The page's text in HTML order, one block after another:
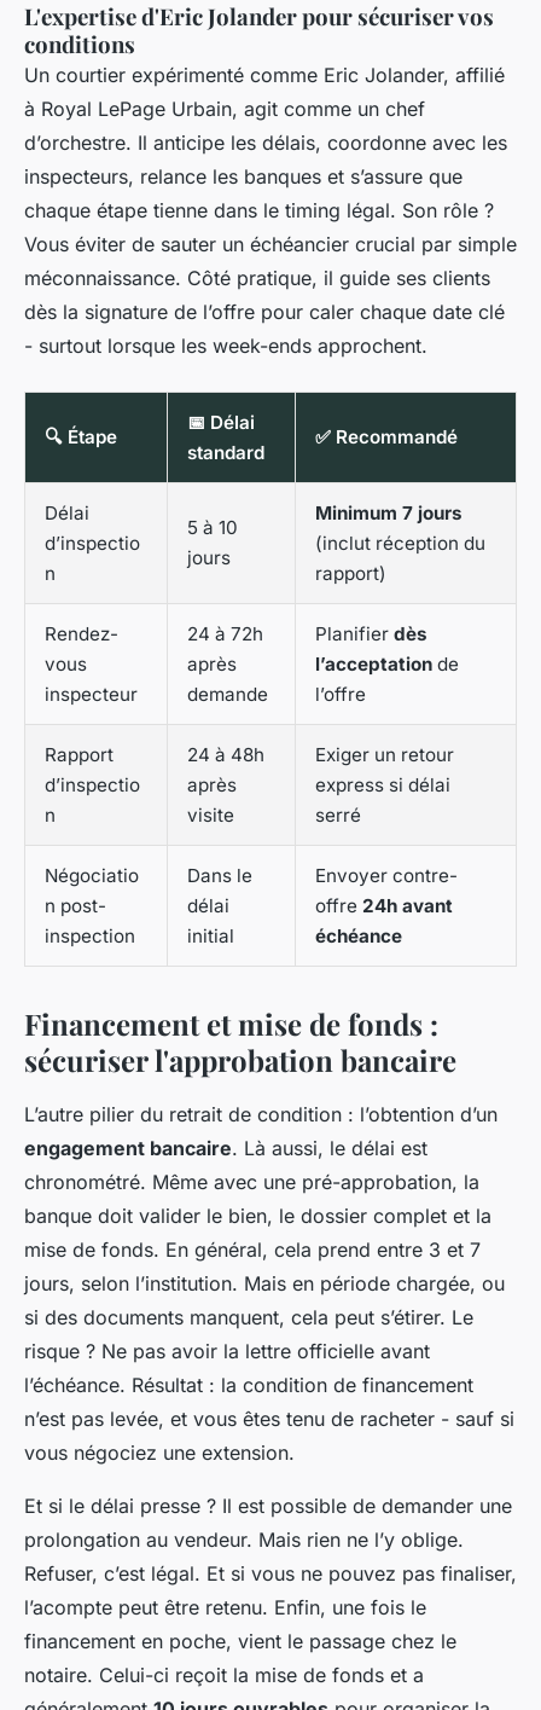
L'expertise d'Eric Jolander pour sécuriser vos
conditions
Un courtier expérimenté comme Eric Jolander, affilié
à Royal LePage Urbain, agit comme un chef
d’orchestre. Il anticipe les délais, coordonne avec les
inspecteurs, relance les banques et s’assure que
chaque étape tienne dans le timing légal. Son rôle ?
Vous éviter de sauter un échéancier crucial par simple
méconnaissance. Côté pratique, il guide ses clients
dès la signature de l’offre pour caler chaque date clé
- surtout lorsque les week-ends approchent.
🔍 Étape
📅 Délai
standard
✅ Recommandé
Délai
d’inspectio
n
5 à 10
jours
Minimum 7 jours
(inclut réception du
rapport)
Rendez-
vous
inspecteur
24 à 72h
après
demande
Planifier dès
l’acceptation de
l’offre
Rapport
d’inspectio
n
24 à 48h
après
visite
Exiger un retour
express si délai
serré
Négociatio
n post-
inspection
Dans le
délai
initial
Envoyer contre-
offre 24h avant
échéance
Financement et mise de fonds :
sécuriser l'approbation bancaire
L’autre pilier du retrait de condition : l’obtention d’un
engagement bancaire. Là aussi, le délai est
chronométré. Même avec une pré-approbation, la
banque doit valider le bien, le dossier complet et la
mise de fonds. En général, cela prend entre 3 et 7
jours, selon l’institution. Mais en période chargée, ou
si des documents manquent, cela peut s’étirer. Le
risque ? Ne pas avoir la lettre officielle avant
l’échéance. Résultat : la condition de financement
n’est pas levée, et vous êtes tenu de racheter - sauf si
vous négociez une extension.
Et si le délai presse ? Il est possible de demander une
prolongation au vendeur. Mais rien ne l’y oblige.
Refuser, c’est légal. Et si vous ne pouvez pas finaliser,
l’acompte peut être retenu. Enfin, une fois le
financement en poche, vient le passage chez le
notaire. Celui-ci reçoit la mise de fonds et a